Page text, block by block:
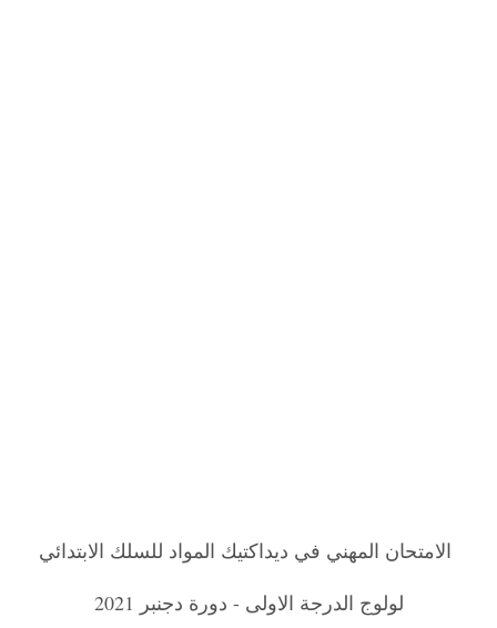
الامتحان المهني في ديداكتيك المواد للسلك الابتدائي
لولوج الدرجة الاولى - دورة دجنبر 2021